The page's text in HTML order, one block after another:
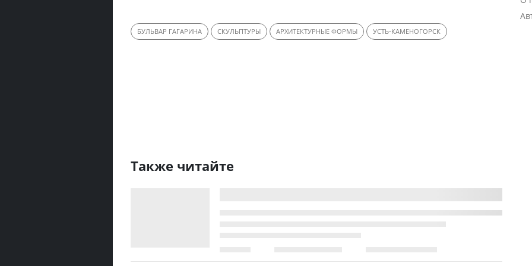
БУЛЬВАР ГАГАРИНА СКУЛЬПТУРЫ АРХИТЕКТУРНЫЕ ФОРМЫ УСТЬ-КАМЕНОГОРСК
Также читайте